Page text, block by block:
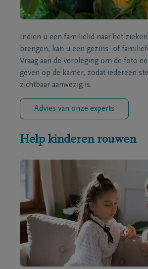
Indien u een familielid naar het
brengen, kan u een gezins- of
Vraag aan de verpleging om de foto
geven op de kamer, zodat iedereen
zichtbaar aanwezig is.
Advies van onze experts
Help kinderen rouwen